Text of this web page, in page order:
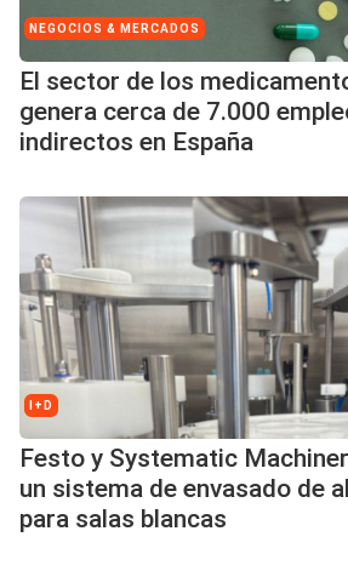
NEGOCIOS & MERCADOS
El sector de los
genera cerca de 7.000
indirectos en España
I+D
Festo y Systematic
un sistema de envasado de
para salas blancas